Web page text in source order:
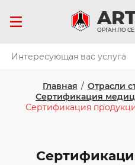
ОРГАН ПО
Главная / Отрасли
Сертификация
Сертификация